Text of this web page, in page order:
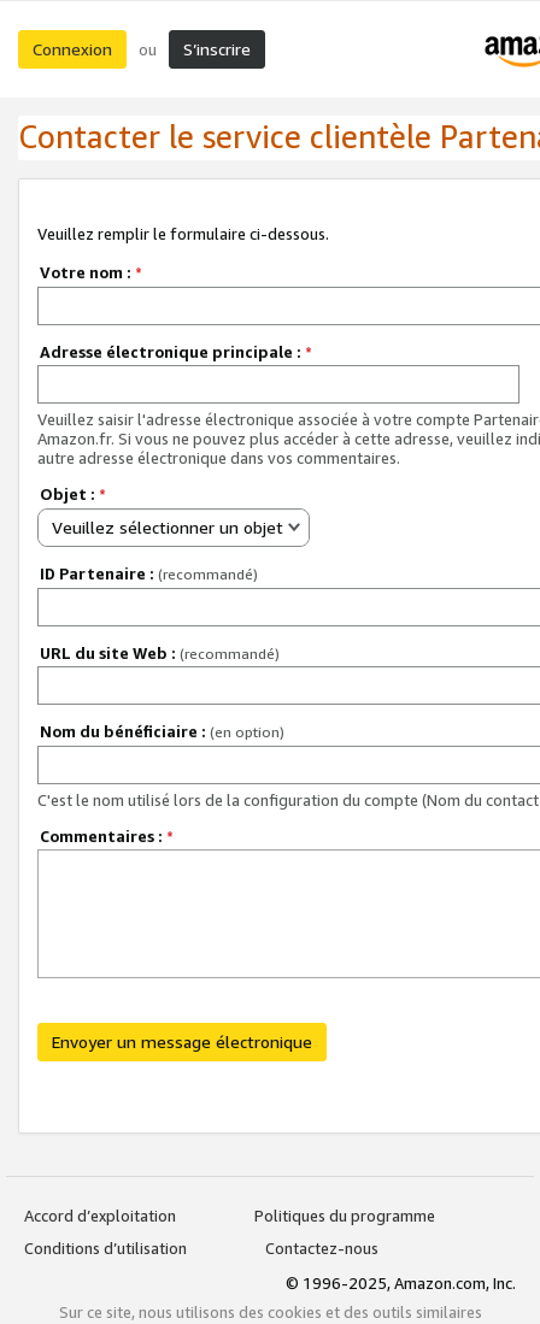
Connexion ou S’inscrire
Contacter le service clientèle
Veuillez remplir le formulaire ci-dessous.
Votre nom : *
Adresse électronique principale : *
Veuillez saisir l'adresse électronique associée à votre compte
Amazon.fr. Si vous ne pouvez plus accéder à cette adresse, veuillez
autre adresse électronique dans vos commentaires.
Objet : *
Veuillez sélectionner un objet
ID Partenaire : (recommandé)
URL du site Web : (recommandé)
Nom du bénéficiaire : (en option)
C'est le nom utilisé lors de la configuration du compte (Nom du
Commentaires : *
Envoyer un message électronique
Accord d’exploitation
Politiques du programme
Conditions d’utilisation
Contactez-nous
© 1996-2025, Amazon.com, Inc.
Sur ce site, nous utilisons des cookies et des outils similaires